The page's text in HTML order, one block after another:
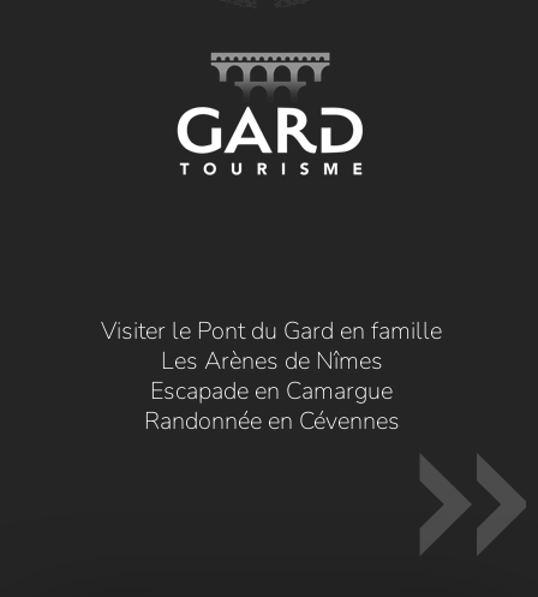
Visiter le Pont du Gard en famille
Les Arènes de Nîmes
Escapade en Camargue
Randonnée en Cévennes